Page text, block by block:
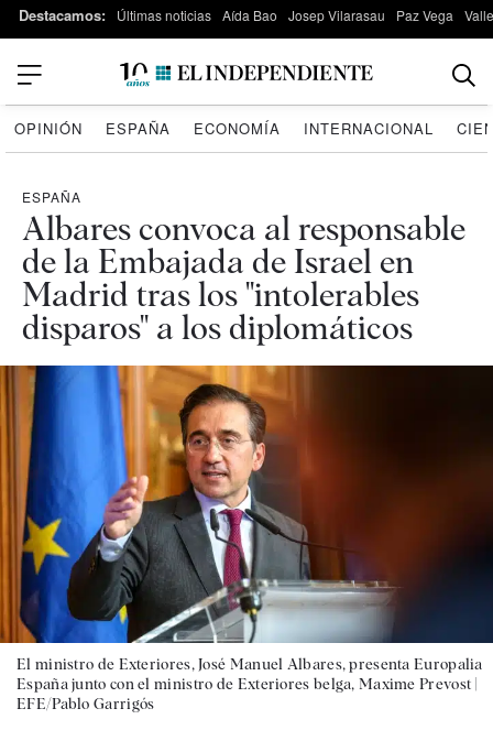
Destacamos: Últimas noticias Aída Bao Josep Vilarasau Paz Vega
OPINIÓN ESPAÑA ECONOMÍA INTERNACIONAL
ESPAÑA
Albares convoca al responsable
de la Embajada de Israel en
Madrid tras los "intolerables
disparos" a los diplomáticos
El ministro de Exteriores, José Manuel Albares, presenta Europalia
España junto con el ministro de Exteriores belga, Maxime Prevost |
EFE/Pablo Garrigós